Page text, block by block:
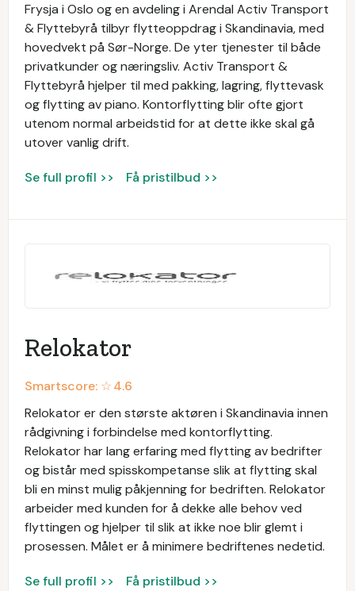
Frysja i Oslo og en avdeling i Arendal Activ Transport
& Flyttebyrå tilbyr flytteoppdrag i Skandinavia, med
hovedvekt på Sør-Norge. De yter tjenester til både
privatkunder og næringsliv. Activ Transport &
Flyttebyrå hjelper til med pakking, lagring, flyttevask
og flytting av piano. Kontorflytting blir ofte gjort
utenom normal arbeidstid for at dette ikke skal gå
utover vanlig drift.
Se full profil >> Få pristilbud >>
Relokator
Smartscore: ☆4.6
Relokator er den største aktøren i Skandinavia innen
rådgivning i forbindelse med kontorflytting.
Relokator har lang erfaring med flytting av bedrifter
og bistår med spisskompetanse slik at flytting skal
bli en minst mulig påkjenning for bedriften. Relokator
arbeider med kunden for å dekke alle behov ved
flyttingen og hjelper til slik at ikke noe blir glemt i
prosessen. Målet er å minimere bedriftenes nedetid.
Se full profil >> Få pristilbud >>